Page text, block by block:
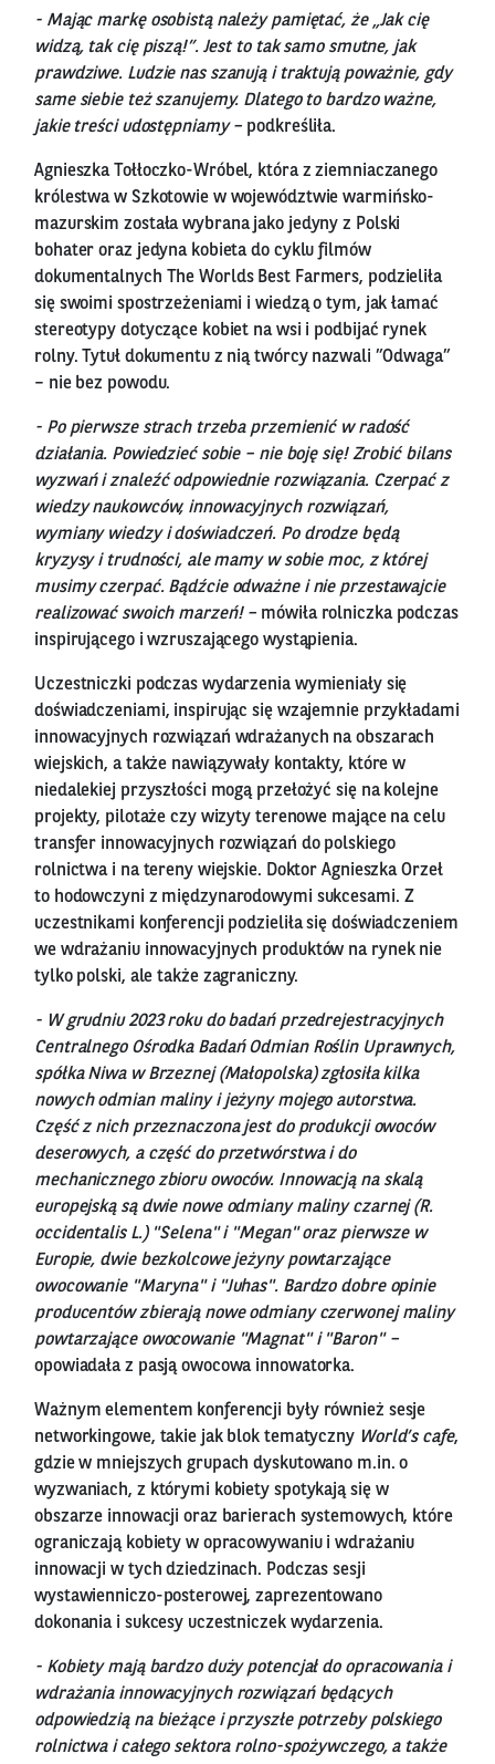
- Mając markę osobistą należy pamiętać, że „Jak cię
widzą, tak cię piszą!”. Jest to tak samo smutne, jak
prawdziwe. Ludzie nas szanują i traktują poważnie, gdy
same siebie też szanujemy. Dlatego to bardzo ważne,
jakie treści udostępniamy – podkreśliła.
Agnieszka Tołłoczko-Wróbel, która z ziemniaczanego
królestwa w Szkotowie w województwie warmińsko-
mazurskim została wybrana jako jedyny z Polski
bohater oraz jedyna kobieta do cyklu filmów
dokumentalnych The Worlds Best Farmers, podzieliła
się swoimi spostrzeżeniami i wiedzą o tym, jak łamać
stereotypy dotyczące kobiet na wsi i podbijać rynek
rolny. Tytuł dokumentu z nią twórcy nazwali ”Odwaga”
– nie bez powodu.
- Po pierwsze strach trzeba przemienić w radość
działania. Powiedzieć sobie – nie boję się! Zrobić bilans
wyzwań i znaleźć odpowiednie rozwiązania. Czerpać z
wiedzy naukowców, innowacyjnych rozwiązań,
wymiany wiedzy i doświadczeń. Po drodze będą
kryzysy i trudności, ale mamy w sobie moc, z której
musimy czerpać. Bądźcie odważne i nie przestawajcie
realizować swoich marzeń! – mówiła rolniczka podczas
inspirującego i wzruszającego wystąpienia.
Uczestniczki podczas wydarzenia wymieniały się
doświadczeniami, inspirując się wzajemnie przykładami
innowacyjnych rozwiązań wdrażanych na obszarach
wiejskich, a także nawiązywały kontakty, które w
niedalekiej przyszłości mogą przełożyć się na kolejne
projekty, pilotaże czy wizyty terenowe mające na celu
transfer innowacyjnych rozwiązań do polskiego
rolnictwa i na tereny wiejskie. Doktor Agnieszka Orzeł
to hodowczyni z międzynarodowymi sukcesami. Z
uczestnikami konferencji podzieliła się doświadczeniem
we wdrażaniu innowacyjnych produktów na rynek nie
tylko polski, ale także zagraniczny.
- W grudniu 2023 roku do badań przedrejestracyjnych
Centralnego Ośrodka Badań Odmian Roślin Uprawnych,
spółka Niwa w Brzeznej (Małopolska) zgłosiła kilka
nowych odmian maliny i jeżyny mojego autorstwa.
Część z nich przeznaczona jest do produkcji owoców
deserowych, a część do przetwórstwa i do
mechanicznego zbioru owoców. Innowacją na skalą
europejską są dwie nowe odmiany maliny czarnej (R.
occidentalis L.) "Selena" i "Megan" oraz pierwsze w
Europie, dwie bezkolcowe jeżyny powtarzające
owocowanie "Maryna" i "Juhas". Bardzo dobre opinie
producentów zbierają nowe odmiany czerwonej maliny
powtarzające owocowanie "Magnat" i "Baron" –
opowiadała z pasją owocowa innowatorka.
Ważnym elementem konferencji były również sesje
networkingowe, takie jak blok tematyczny World’s cafe,
gdzie w mniejszych grupach dyskutowano m.in. o
wyzwaniach, z którymi kobiety spotykają się w
obszarze innowacji oraz barierach systemowych, które
ograniczają kobiety w opracowywaniu i wdrażaniu
innowacji w tych dziedzinach. Podczas sesji
wystawienniczo-posterowej, zaprezentowano
dokonania i sukcesy uczestniczek wydarzenia.
- Kobiety mają bardzo duży potencjał do opracowania i
wdrażania innowacyjnych rozwiązań będących
odpowiedzią na bieżące i przyszłe potrzeby polskiego
rolnictwa i całego sektora rolno-spożywczego, a także